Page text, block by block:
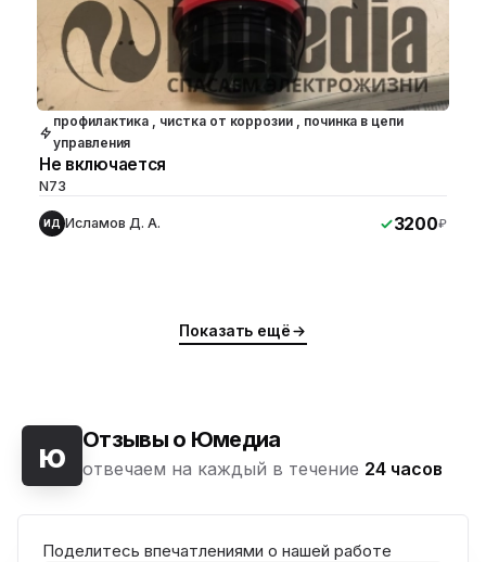
профилактика , чистка от коррозии , починка в цепи
управления
Не включается
N73
ИД Исламов Д. А. 3200₽
Показать ещё
ю Отзывы о Юмедиа
отвечаем на каждый в течение 24 часов
Поделитесь впечатлениями о нашей работе